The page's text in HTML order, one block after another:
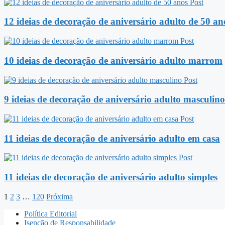
Post
12 ideias de decoração de aniversário adulto de 50
Post
10 ideias de decoração de aniversário adulto marrom
Post
9 ideias de decoração de aniversário adulto masculino
Post
11 ideias de decoração de aniversário adulto em casa
Post
11 ideias de decoração de aniversário adulto simples
1 2 3 … 120 Próxima
Política Editorial
Isenção de Responsabilidade